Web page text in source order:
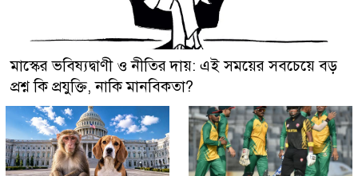
মাস্কের ভবিষ্যদ্বাণী ও নীতির দায়: এই সময়ের সবচেয়ে বড়
প্রশ্ন কি প্রযুক্তি, নাকি মানবিকতা?